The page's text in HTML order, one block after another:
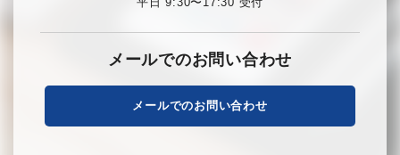
メールでのお問い合わせ
メールでのお問い合わせ